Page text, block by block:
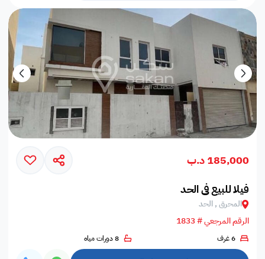
185,000 د.ب
فيلا للبيع في الحد
المحرق , الحد
الرقم المرجعي # 1833
6 غرف 8 دورات مياه